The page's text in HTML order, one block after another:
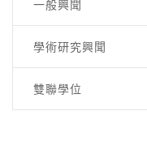
一般興聞
學術研究興聞
雙聯學位